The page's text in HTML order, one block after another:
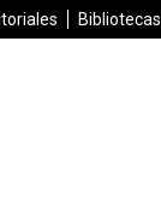
Bibliotecas